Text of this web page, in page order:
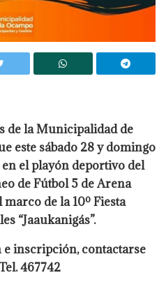
de la Municipalidad de
este sábado 28 y domingo
el playón deportivo del
de Fútbol 5 de Arena
marco de la 10º Fiesta
“Jaaukanigás”.
inscripción, contactarse
467742